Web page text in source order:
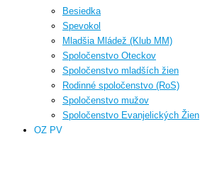
Besiedka
Spevokol
Mladšia Mládež (Klub MM)
Spoločenstvo Oteckov
Spoločenstvo mladších žien
Rodinné spoločenstvo (RoS)
Spoločenstvo mužov
Spoločenstvo Evanjelických Žien
OZ PV